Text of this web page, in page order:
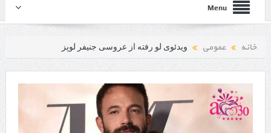
Menu
خانه عمومی ویدئوی لو رفته از عروسی جنیفر لوپز